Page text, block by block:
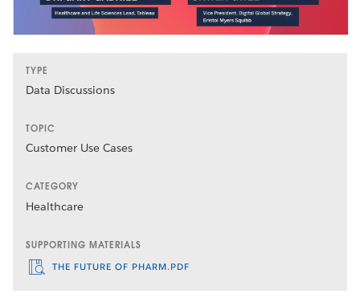
TYPE
Data Discussions
TOPIC
Customer Use Cases
CATEGORY
Healthcare
SUPPORTING MATERIALS
THE FUTURE OF PHARM.PDF